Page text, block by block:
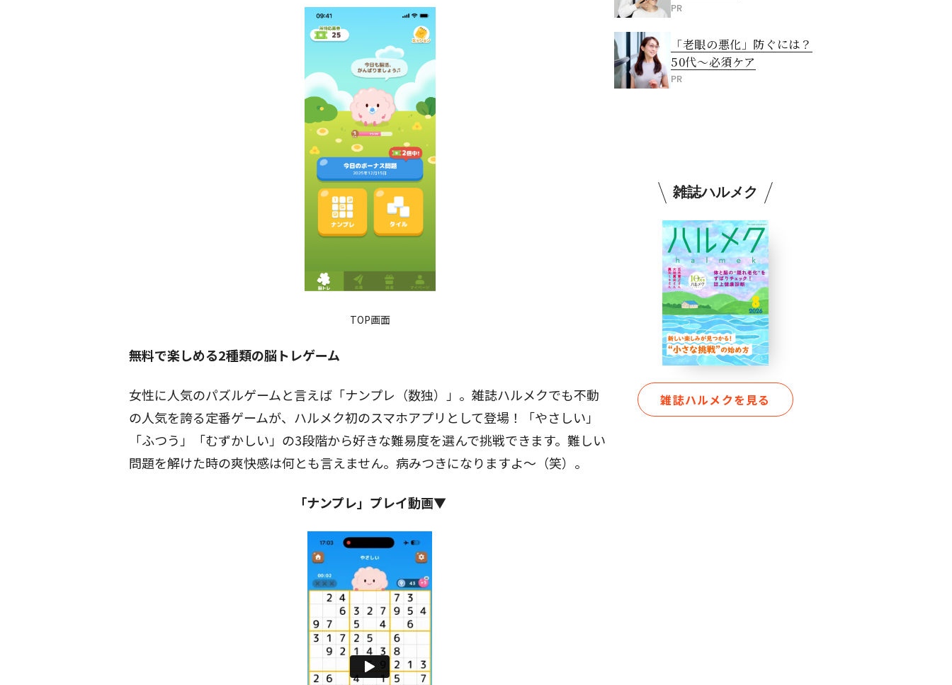
TOP画面
無料で楽しめる2種類の脳トレゲーム
女性に人気のパズルゲームと言えば「ナンプレ（数独）」。雑誌ハルメクでも不動
の人気を誇る定番ゲームが、ハルメク初のスマホアプリとして登場！「やさしい」
「ふつう」「むずかしい」の3段階から好きな難易度を選んで挑戦できます。難しい
問題を解けた時の爽快感は何とも言えません。病みつきになりますよ～（笑）。
「ナンプレ」プレイ動画▼
PR
「老眼の悪化」防ぐには？
50代～必須ケア
PR
雑誌ハルメク
雑誌ハルメクを見る